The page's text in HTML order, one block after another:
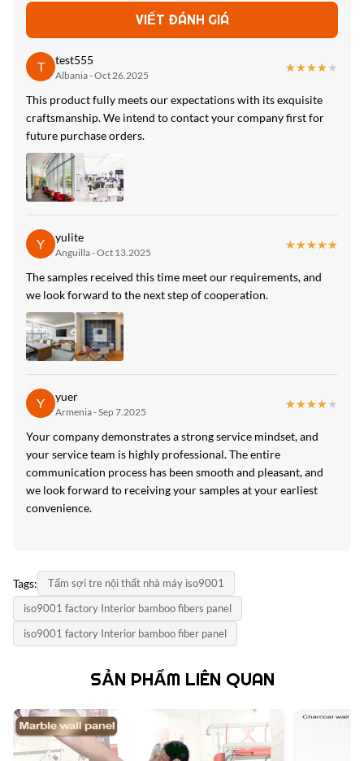
Cài đặt dễ dàng, bảo vệ môi trường, linh hoạt ， có thể uốn
Fire Rating:
High Light:
Tấm sợi than tre 1220*2440*5mm
Tấm sợi tre 1220*2440*5mm
Tấm sợi tre kim loại bảo vệ môi trường
VIẾT ĐÁNH GIÁ
T test555
Albania - Oct 26.2025
★★★★★
★★★★★
This product fully meets our expectations with its exquisite
craftsmanship. We intend to contact your company first for
future purchase orders.
Y yulite
Anguilla - Oct 13.2025
★★★★★
★★★★★
The samples received this time meet our requirements, and
we look forward to the next step of cooperation.
Y yuer
Armenia - Sep 7.2025
★★★★★
★★★★★
Your company demonstrates a strong service mindset, and
your service team is highly professional. The entire
communication process has been smooth and pleasant, and
we look forward to receiving your samples at your earliest
convenience.
Tags:
Tấm sợi tre nội thất nhà máy iso9001
iso9001 factory Interior bamboo fibers panel
iso9001 factory Interior bamboo fiber panel
SẢN PHẨM LIÊN QUAN